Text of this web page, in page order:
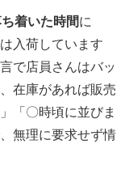
着いた時間に
入荷しています
で店員さんはバッ
在庫があれば販売
「〇時頃に並びま
無理に要求せず情